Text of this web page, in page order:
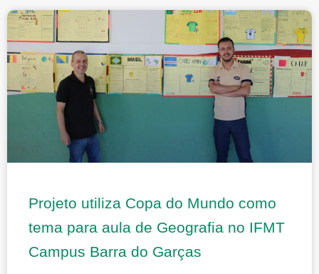
Projeto utiliza Copa do Mundo como
tema para aula de Geografia no IFMT
Campus Barra do Garças